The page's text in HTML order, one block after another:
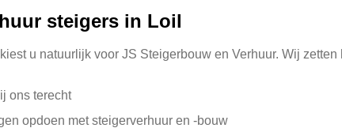
steigers in Loil
u natuurlijk voor JS Steigerbouw en Verhuur. Wij zetten
ons terecht
opdoen met steigerverhuur en -bouw